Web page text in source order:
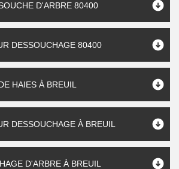
D'ARBRE 80400
DESSOUCHAGE 80400
HAIES À BREUIL
DESSOUCHAGE À BREUIL
D'ARBRE À BREUIL